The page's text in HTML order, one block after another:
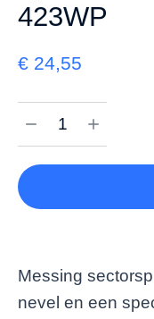
423WP
€ 24,55
Messing
nevel en een